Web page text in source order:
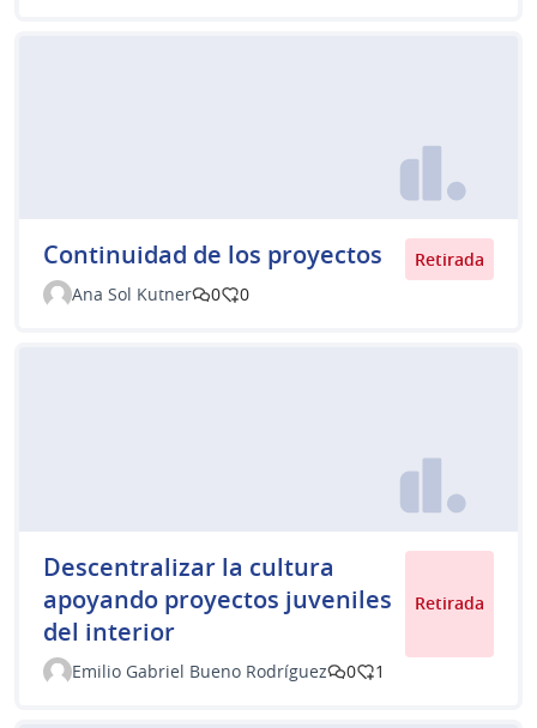
Continuidad de los proyectos
Retirada
Ana Sol Kutner
0 0
Descentralizar la cultura
apoyando proyectos juveniles
del interior
Retirada
Emilio Gabriel Bueno Rodríguez 0 1